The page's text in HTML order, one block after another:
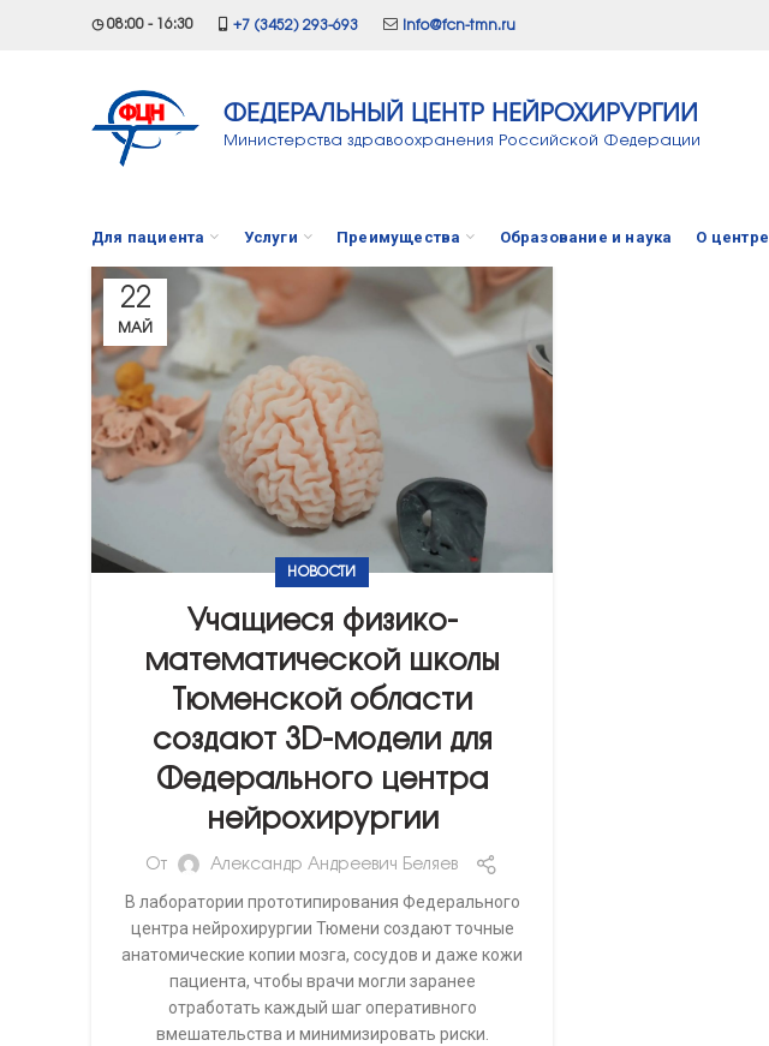
◷ 08:00 - 16:30 +7 (3452) 293-693 info@fcn-tmn.ru
ФЕДЕРАЛЬНЫЙ ЦЕНТР НЕЙРОХИРУРГИИ
Министерства здравоохранения Российской Федерации
Для пациента Услуги Преимущества Образование и наука О центре
22
МАЙ
НОВОСТИ
Учащиеся физико-
математической школы
Тюменской области
создают 3D-модели для
Федерального центра
нейрохирургии
От Александр Андреевич Беляев
В лаборатории прототипирования Федерального
центра нейрохирургии Тюмени создают точные
анатомические копии мозга, сосудов и даже кожи
пациента, чтобы врачи могли заранее
отработать каждый шаг оперативного
вмешательства и минимизировать риски.